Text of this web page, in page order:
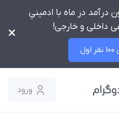
+25 میلیون درآمد در ماه با ادمینیِ
داخلی و خارجی!
×
ورود